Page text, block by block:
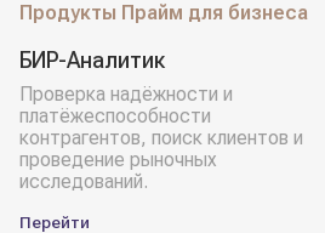
Продукты Прайм для бизнеса
БИР-Аналитик
Проверка надёжности и
платёжеспособности
контрагентов, поиск клиентов и
проведение рыночных
исследований.
Перейти